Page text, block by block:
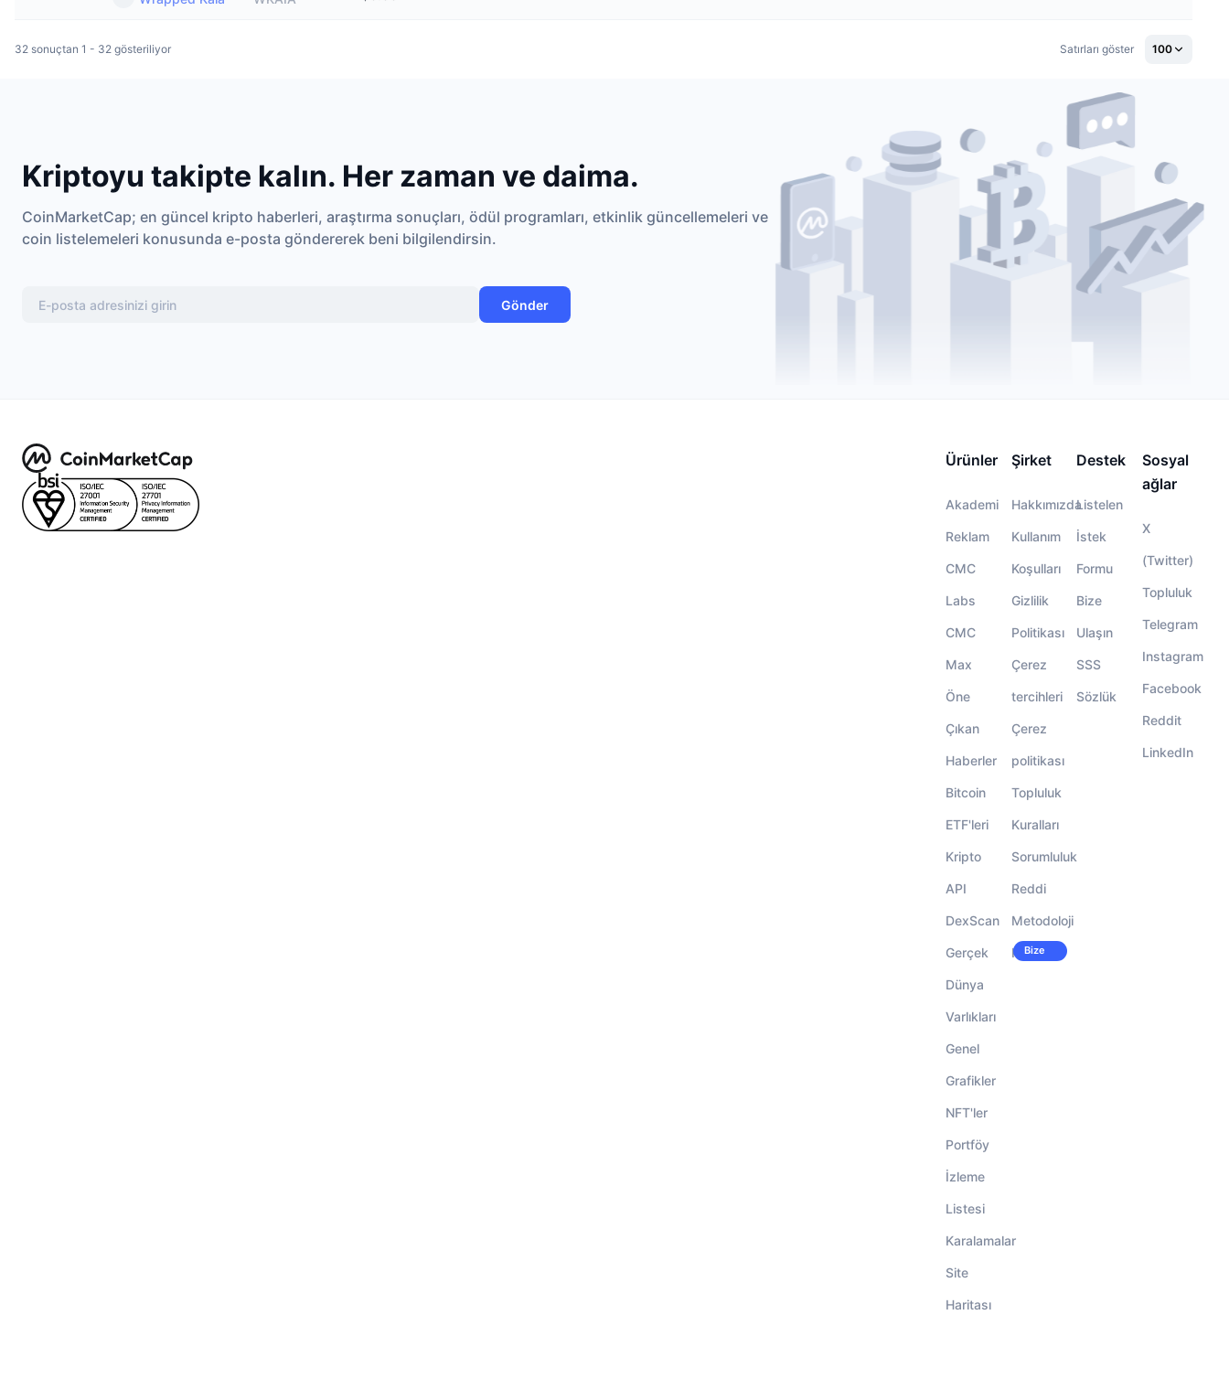
32 sonuçtan 1 - 32 gösteriliyor Satırları göster 100
Kriptoyu takipte kalın. Her zaman ve daima.
CoinMarketCap; en güncel kripto haberleri, araştırma sonuçları, ödül programları, etkinlik güncellemeleri ve
coin listelemeleri konusunda e-posta göndererek beni bilgilendirsin.
Gönder
Ürünler
Akademi
Reklam
CMC
Labs
CMC
Max
Öne
Çıkan
Haberler
Bitcoin
ETF'leri
Kripto
API
DexScan
Gerçek
Dünya
Varlıkları
Genel
Grafikler
NFT'ler
Portföy
İzleme
Listesi
Karalamalar
Site
Haritası
Şirket
Hakkımızda
Kullanım
Koşulları
Gizlilik
Politikası
Çerez
tercihleri
Çerez
politikası
Topluluk
Kuralları
Sorumluluk
Reddi
Metodoloji
Kariyer
Bize
Destek
Listelen
İstek
Formu
Bize
Ulaşın
SSS
Sözlük
Sosyal
ağlar
X
(Twitter)
Topluluk
Telegram
Instagram
Facebook
Reddit
LinkedIn